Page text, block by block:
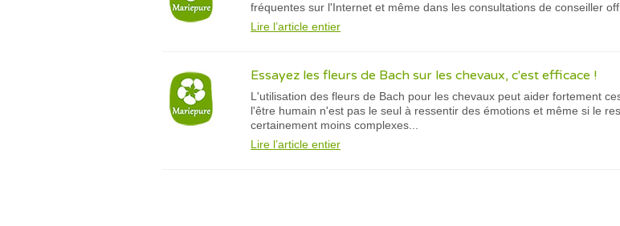
fréquentes sur l'Internet et même dans les consultations de conseiller
Lire l’article entier
Essayez les fleurs de Bach sur les chevaux, c'est efficace !
L'utilisation des fleurs de Bach pour les chevaux peut aider fortement
l'être humain n'est pas le seul à ressentir des émotions et même si le
certainement moins complexes...
Lire l’article entier